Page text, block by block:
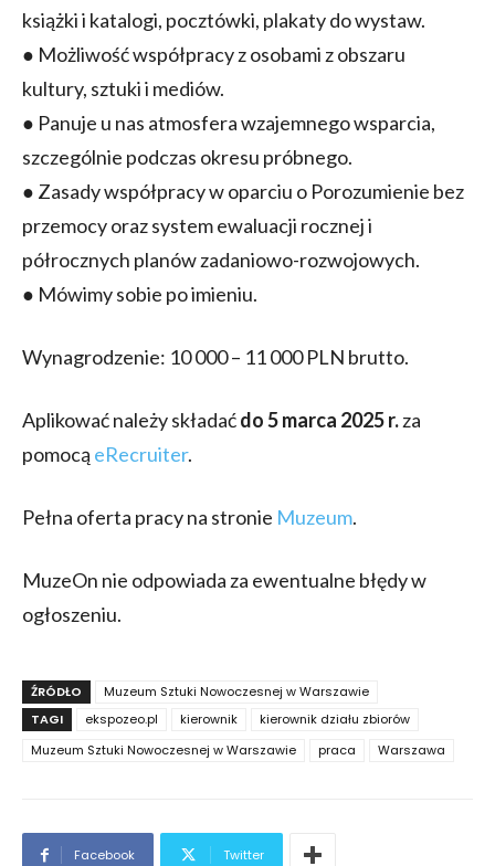
książki i katalogi, pocztówki, plakaty do wystaw.
● Możliwość współpracy z osobami z obszaru
kultury, sztuki i mediów.
● Panuje u nas atmosfera wzajemnego wsparcia,
szczególnie podczas okresu próbnego.
● Zasady współpracy w oparciu o Porozumienie bez
przemocy oraz system ewaluacji rocznej i
półrocznych planów zadaniowo-rozwojowych.
● Mówimy sobie po imieniu.
Wynagrodzenie: 10 000 – 11 000 PLN brutto.
Aplikować należy składaćdo 5 marca 2025 r.za
pomocą eRecruiter.
Pełna oferta pracy na stronie Muzeum.
MuzeOn nie odpowiada za ewentualne błędy w
ogłoszeniu.
ŹRÓDŁO
Muzeum Sztuki Nowoczesnej w Warszawie
TAGI
ekspozeo.pl kierownik
kierownik działu zbiorów
Muzeum Sztuki Nowoczesnej w Warszawie
praca Warszawa
Facebook Twitter